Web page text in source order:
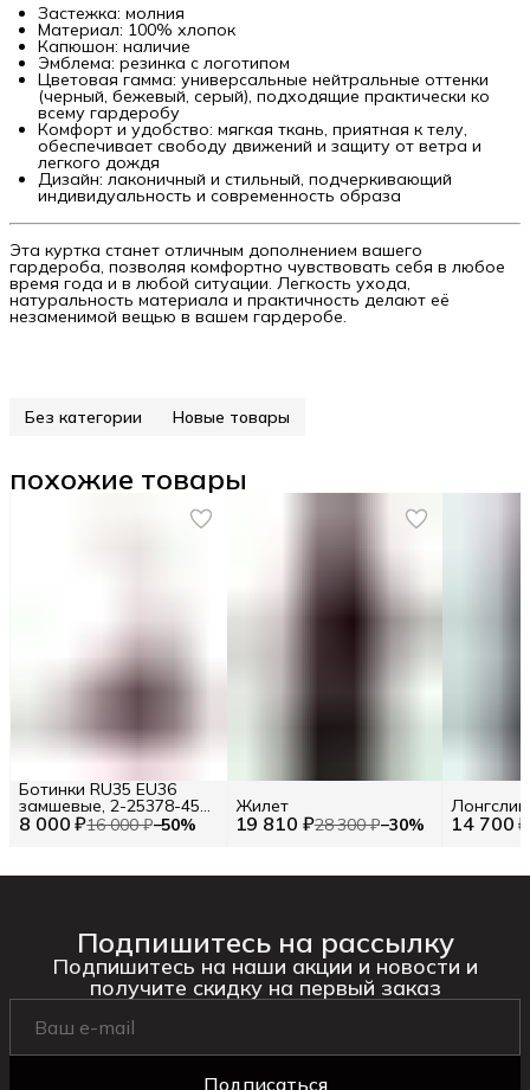
Застежка: молния
Материал: 100% хлопок
Капюшон: наличие
Эмблема: резинка с логотипом
Цветовая гамма: универсальные нейтральные оттенки
(черный, бежевый, серый), подходящие практически ко
всему гардеробу
Комфорт и удобство: мягкая ткань, приятная к телу,
обеспечивает свободу движений и защиту от ветра и
легкого дождя
Дизайн: лаконичный и стильный, подчеркивающий
индивидуальность и современность образа
Эта куртка станет отличным дополнением вашего
гардероба, позволяя комфортно чувствовать себя в любое
время года и в любой ситуации. Легкость ухода,
натуральность материала и практичность делают её
незаменимой вещью в вашем гардеробе.
Без категории Новые товары
похожие товары
8 000 ₽16 000 ₽−50%
Ботинки RU35 EU36
замшевые, 2-25378-45
565 19 810 ₽28 300 ₽−30%
Жилет
14 700 ₽
Лонгслив
Подпишитесь на рассылку
Подпишитесь на наши акции и новости и
получите скидку на первый заказ
Подписаться